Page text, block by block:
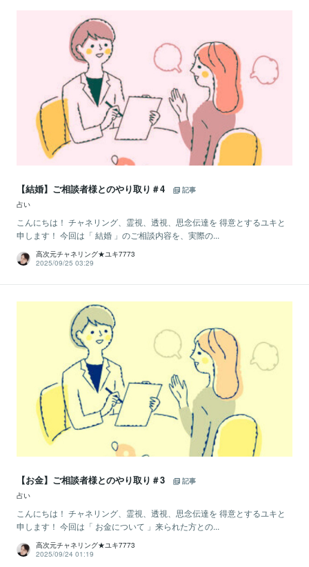
【結婚】ご相談者様とのやり取り＃4
記事
占い
こんにちは！ チャネリング、霊視、透視、思念伝達を 得意とするユキと
申します！ 今回は「 結婚 」のご相談内容を、実際の...
高次元チャネリング★ユキ7773
2025/09/25 03:29
【お金】ご相談者様とのやり取り＃3
記事
占い
こんにちは！ チャネリング、霊視、透視、思念伝達を 得意とするユキと
申します！ 今回は「 お金について 」来られた方との...
高次元チャネリング★ユキ7773
2025/09/24 01:19